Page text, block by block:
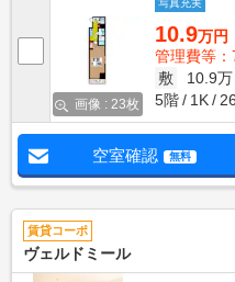
画像 : 23枚
10.9万円
管理費等
敷
10.9万
5階
1K
空室確認 無料
賃貸コーポ
ヴェルドミール